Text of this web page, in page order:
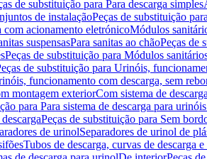
de substituição para Para descarga simples
de instalaçãoPeças de substituição
com acionamento eletrónicoMódulos
suspensasPara sanitas ao chãoPeças de
Peças de substituição para Módulos
de substituição para Urinóis,
funcionamento com descarga, sem
montagem exteriorCom sistema de
para Para sistema de descarga para
Peças de substituição para Sem
de urinolSeparadores de urinol de
Tubos de descarga, curvas de descarga